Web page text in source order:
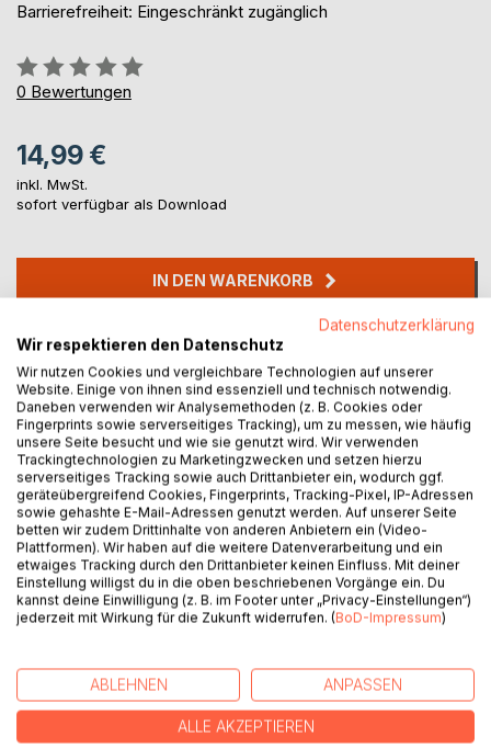
Barrierefreiheit: Eingeschränkt zugänglich
Bewertung::
0%
0 Bewertungen
14,99 €
inkl. MwSt.
sofort verfügbar als Download
IN DEN WARENKORB
Auf die Merkliste
Titel bewerten
BESCHREIBUNG
Infolge des zweiten Weltkrieges gab es in Deutschland
Millionen Flüchtlinge und Vertriebene. In diesem Buch wird
unternommen, die politischen Entwicklungen zu
beschreiben, die zur Entstehung der beiden Weltkriege des
vergangenen Jahrhunderts führten. Parallel hierzu enthält
das Buch die authentische Biografie der Familie Gerigk.
Datenschutzerklärung
Wir respektieren den Datenschutz
Wir nutzen Cookies und vergleichbare Technologien auf unserer
Website. Einige von ihnen sind essenziell und technisch notwendig.
Daneben verwenden wir Analysemethoden (z. B. Cookies oder
Fingerprints sowie serverseitiges Tracking), um zu messen, wie häufig
unsere Seite besucht und wie sie genutzt wird. Wir verwenden
Trackingtechnologien zu Marketingzwecken und setzen hierzu
serverseitiges Tracking sowie auch Drittanbieter ein, wodurch ggf.
geräteübergreifend Cookies, Fingerprints, Tracking-Pixel, IP-Adressen
sowie gehashte E-Mail-Adressen genutzt werden. Auf unserer Seite
betten wir zudem Drittinhalte von anderen Anbietern ein (Video-
Plattformen). Wir haben auf die weitere Datenverarbeitung und ein
etwaiges Tracking durch den Drittanbieter keinen Einfluss. Mit deiner
Einstellung willigst du in die oben beschriebenen Vorgänge ein. Du
kannst deine Einwilligung (z. B. im Footer unter „Privacy-Einstellungen“)
jederzeit mit Wirkung für die Zukunft widerrufen. (BoD-Impressum)
ABLEHNEN ANPASSEN
ALLE AKZEPTIEREN